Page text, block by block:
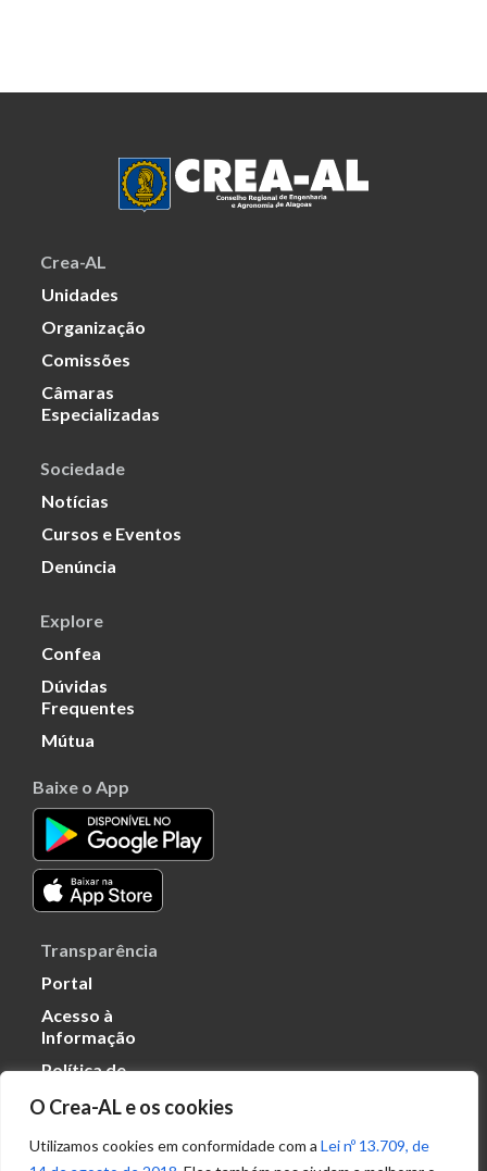
O Crea-AL e os cookies
Utilizamos cookies em conformidade com a Lei nº 13.709, de
Crea-AL
Unidades
Organização
Comissões
Câmaras
Especializadas
Sociedade
Notícias
Cursos e Eventos
Denúncia
Explore
Confea
Dúvidas
Frequentes
Mútua
Baixe o App
Transparência
Portal
Acesso à
Informação
Política de
Dados